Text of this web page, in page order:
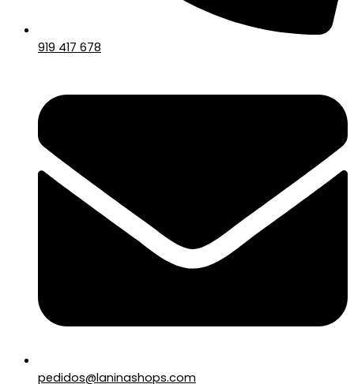
919 417 678
pedidos@laninashops.com